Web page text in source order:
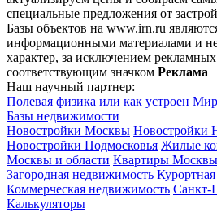
специальные предложения от
Базы объектов на www.irn.ru
информационными материалами и
характер, за исключением
соответствующим значком Реклама
Наш научный партнер:
Полевая физика или как устроен
Базы недвижимости
Новостройки Москвы Новостройки
Новостройки Подмосковья Жилые
Москвы и области Квартиры
Загородная недвижимость
Коммерческая недвижимость Санкт-
Калькуляторы